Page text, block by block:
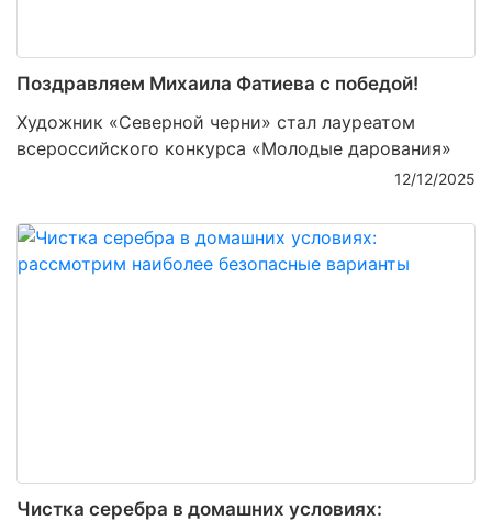
Поздравляем Михаила Фатиева c победой!
Художник «Северной черни» стал лауреатом
всероссийского конкурса «Молодые дарования»
12/12/2025
Чистка серебра в домашних условиях: